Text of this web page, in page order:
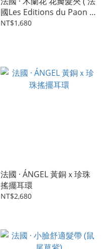
國Les Editions du Paon 限
量聯名款 )
NT$1,680
法國 · ÁNGEL 黃銅ｘ珍珠
搖擺耳環
NT$2,680